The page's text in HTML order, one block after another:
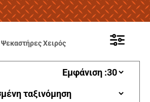
Ψεκαστήρες Χειρός